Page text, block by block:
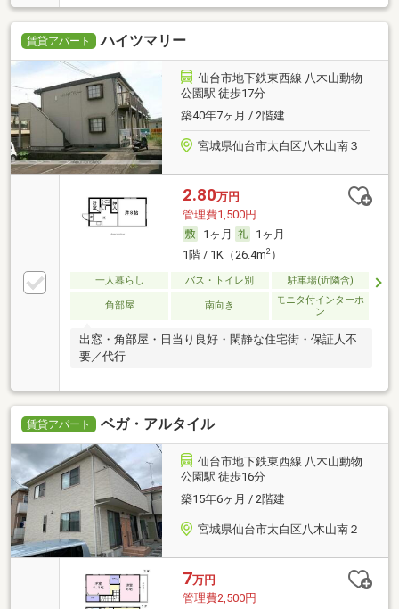
賃貸アパート ハイツマリー
仙台市地下鉄東西線 八木山動物
公園駅 徒歩17分
築40年7ヶ月 / 2階建
宮城県仙台市太白区八木山南３
2.80万円
管理費1,500円
1ヶ月
1ヶ月
1階 / 1K（26.4m2）
一人暮らし バス・トイレ別 駐車場(近隣含)
角部屋 南向き
モニタ付インターホ
ン
出窓・角部屋・日当り良好・閑静な住宅街・保証人不
要／代行
賃貸アパート ベガ・アルタイル
仙台市地下鉄東西線 八木山動物
公園駅 徒歩16分
築15年6ヶ月 / 2階建
宮城県仙台市太白区八木山南２
7万円
管理費2,500円